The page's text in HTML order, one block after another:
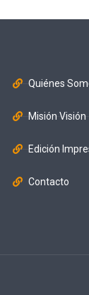
Quiénes
Misión Visión
Edición
Contacto